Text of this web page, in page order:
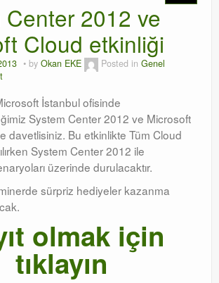
2012 ve
Cloud etkinliği
by Okan EKE Posted in Genel
İstanbul ofisinde
System Center 2012 ve Microsoft
davetlisiniz. Bu etkinlikte Tüm Cloud
System Center 2012 ile
üzerinde durulacaktır.
sürpriz hediyeler kazanma
olmak için
tıklayın